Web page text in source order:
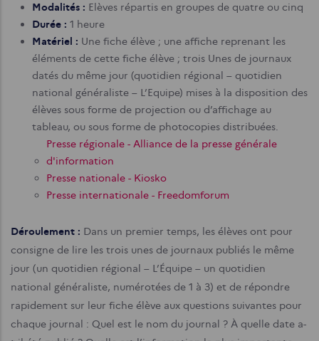
Modalités : Elèves répartis en groupes de quatre ou cinq
Durée : 1 heure
Matériel : Une fiche élève ; une affiche reprenant les
éléments de cette fiche élève ; trois Unes de journaux
datés du même jour (quotidien régional – quotidien
national généraliste – L’Equipe) mises à la disposition des
élèves sous forme de projection ou d’affichage au
tableau, ou sous forme de photocopies distribuées.
Presse régionale - Alliance de la presse générale
d'information
Presse nationale - Kiosko
Presse internationale - Freedomforum
Déroulement : Dans un premier temps, les élèves ont pour
consigne de lire les trois unes de journaux publiés le même
jour (un quotidien régional – L’Équipe – un quotidien
national généraliste, numérotées de 1 à 3) et de répondre
rapidement sur leur fiche élève aux questions suivantes pour
chaque journal : Quel est le nom du journal ? À quelle date a-